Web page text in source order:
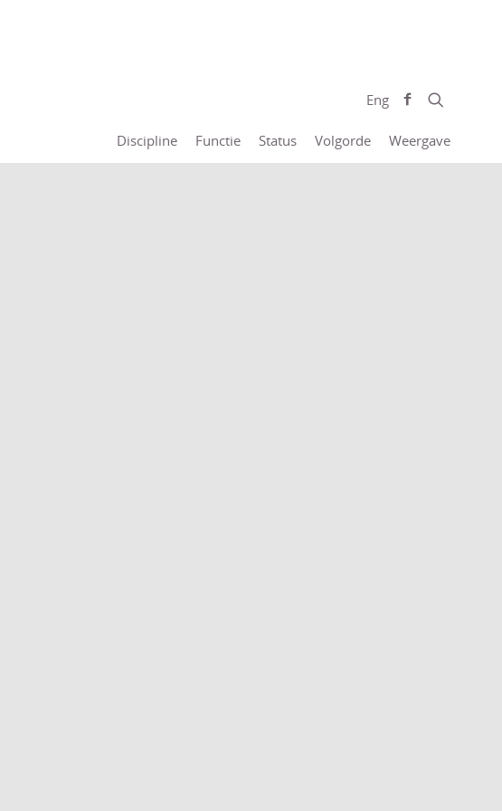
Eng
Discipline Functie Status Volgorde Weergave